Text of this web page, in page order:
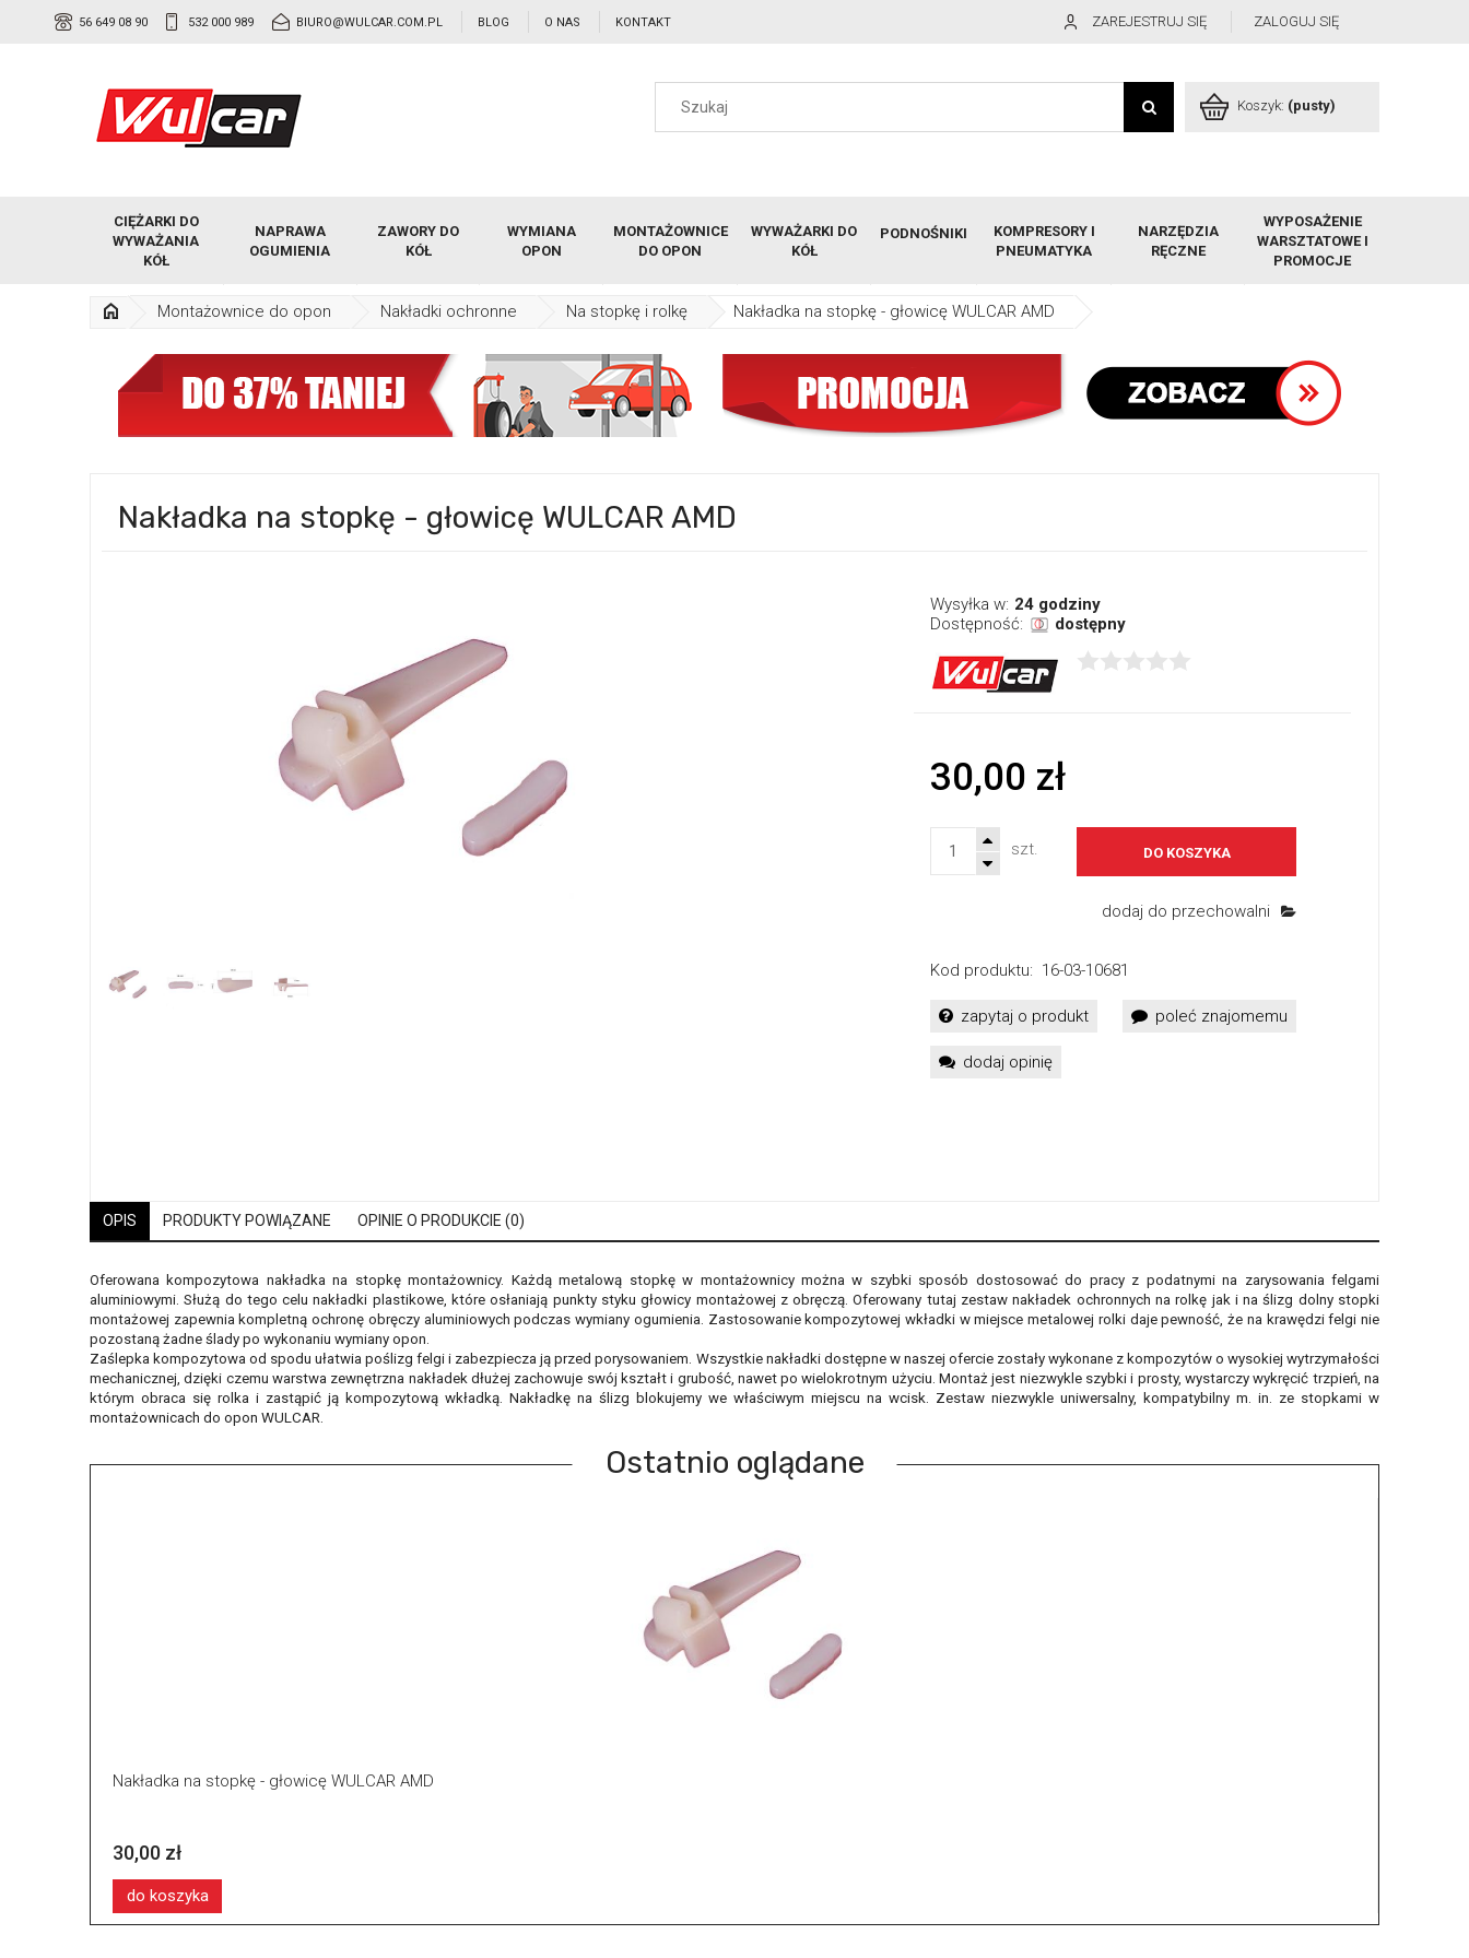
56 649 08 90 532 000 989 BIURO@WULCAR.COM.PL BLOG O NAS KONTAKT ZAREJESTRUJ SIĘ ZALOGUJ SIĘ
Koszyk: (pusty)
CIĘŻARKI DO
WYWAŻANIA
KÓŁ
NAPRAWA
OGUMIENIA
ZAWORY DO
KÓŁ
WYMIANA
OPON
MONTAŻOWNICE
DO OPON
WYWAŻARKI DO
KÓŁ
PODNOŚNIKI
KOMPRESORY I
PNEUMATYKA
NARZĘDZIA
RĘCZNE
WYPOSAŻENIE
WARSZTATOWE I
PROMOCJE
Montażownice do opon Nakładki ochronne Na stopkę i rolkę Nakładka na stopkę - głowicę WULCAR AMD
Nakładka na stopkę - głowicę WULCAR AMD
Wysyłka w: 24 godziny
Dostępność:
dostępny
30,00 zł
szt. DO KOSZYKA
dodaj do przechowalni
Kod produktu: 16-03-10681
zapytaj o produkt poleć znajomemu
dodaj opinię
OPIS PRODUKTY POWIĄZANE OPINIE O PRODUKCIE (0)
Oferowana kompozytowa nakładka na stopkę montażownicy. Każdą metalową stopkę w montażownicy można w szybki sposób dostosować do pracy z podatnymi na zarysowania felgami
aluminiowymi. Służą do tego celu nakładki plastikowe, które osłaniają punkty styku głowicy montażowej z obręczą. Oferowany tutaj zestaw nakładek ochronnych na rolkę jak i na ślizg dolny stopki
montażowej zapewnia kompletną ochronę obręczy aluminiowych podczas wymiany ogumienia. Zastosowanie kompozytowej wkładki w miejsce metalowej rolki daje pewność, że na krawędzi felgi nie
pozostaną żadne ślady po wykonaniu wymiany opon.
Zaślepka kompozytowa od spodu ułatwia poślizg felgi i zabezpiecza ją przed porysowaniem. Wszystkie nakładki dostępne w naszej ofercie zostały wykonane z kompozytów o wysokiej wytrzymałości
mechanicznej, dzięki czemu warstwa zewnętrzna nakładek dłużej zachowuje swój kształt i grubość, nawet po wielokrotnym użyciu. Montaż jest niezwykle szybki i prosty, wystarczy wykręcić trzpień, na
którym obraca się rolka i zastąpić ją kompozytową wkładką. Nakładkę na ślizg blokujemy we właściwym miejscu na wcisk. Zestaw niezwykle uniwersalny, kompatybilny m. in. ze stopkami w
montażownicach do opon WULCAR.
Ostatnio oglądane
Nakładka na stopkę - głowicę WULCAR AMD
30,00 zł
do koszyka